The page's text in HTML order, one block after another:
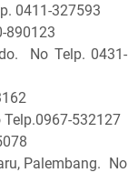
0411-327593
890123
No Telp. 0431-
532127
Palembang. No